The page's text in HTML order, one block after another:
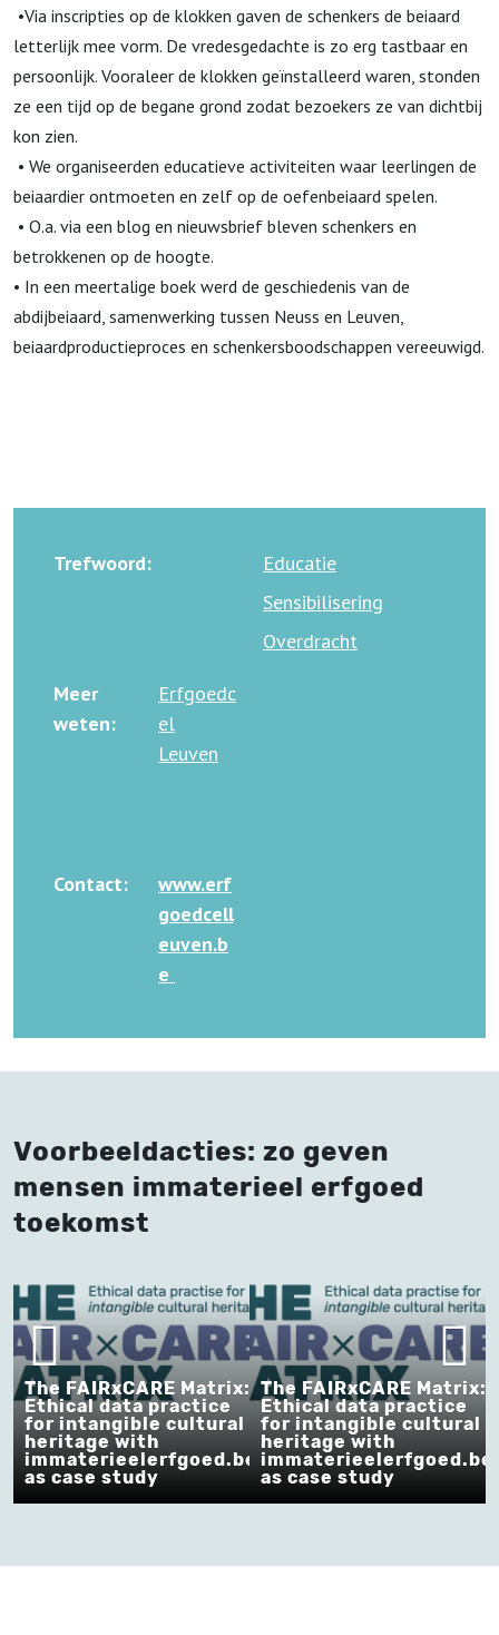
•Via inscripties op de klokken gaven de schenkers de beiaard
letterlijk mee vorm. De vredesgedachte is zo erg tastbaar en
persoonlijk. Vooraleer de klokken geïnstalleerd waren, stonden
ze een tijd op de begane grond zodat bezoekers ze van dichtbij
kon zien.
• We organiseerden educatieve activiteiten waar leerlingen de
beiaardier ontmoeten en zelf op de oefenbeiaard spelen.
• O.a. via een blog en nieuwsbrief bleven schenkers en
betrokkenen op de hoogte.
• In een meertalige boek werd de geschiedenis van de
abdijbeiaard, samenwerking tussen Neuss en Leuven,
beiaardproductieproces en schenkersboodschappen vereeuwigd.
Trefwoord:
Educatie
Sensibilisering
Overdracht
Meer
weten:
Erfgoedc
el
Leuven
Contact:
www.erf
goedcell
euven.b
e
Voorbeeldacties: zo geven
mensen immaterieel erfgoed
toekomst
The FAIRxCARE Matrix:
Ethical data practice
for intangible cultural
heritage with
immaterieelerfgoed.be
as case study
The FAIRxCARE Matrix:
Ethical data practice
for intangible cultural
heritage with
immaterieelerfgoed.be
as case study